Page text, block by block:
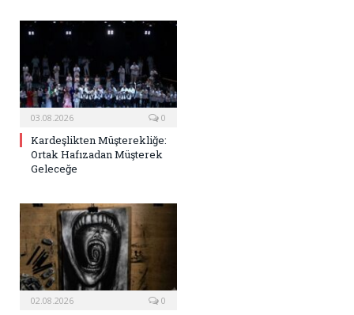
03.08.2026 0
Kardeşlikten Müşterekliğe:
Ortak Hafızadan Müşterek
Geleceğe
02.08.2026 0